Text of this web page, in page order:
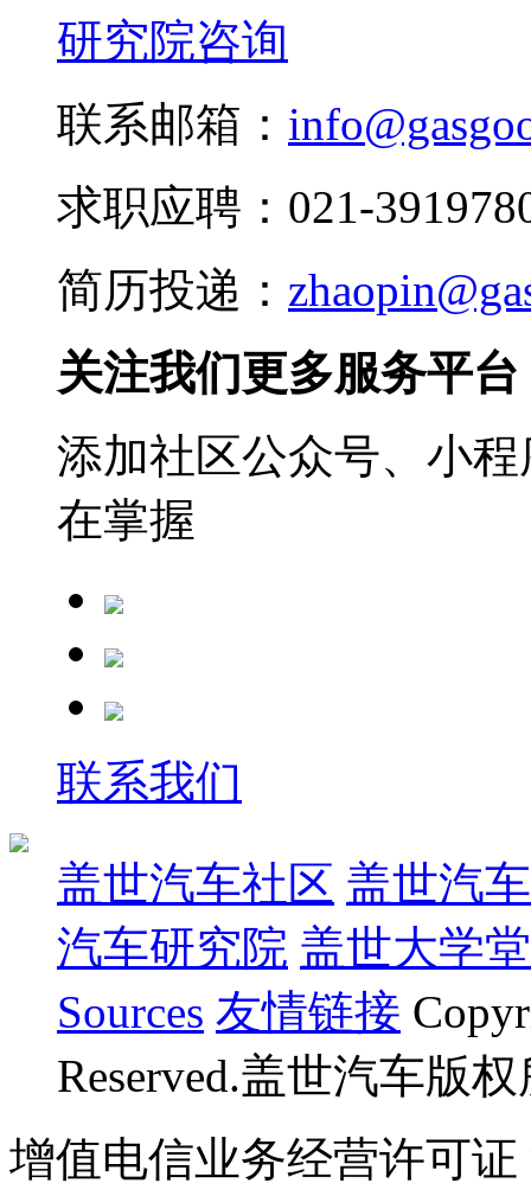
研究院咨询
联系邮箱：
求职应聘：021-
简历投递：
关注我们更多服务平台
添加社区公众号、小
在掌握
联系我们
盖世汽车社区 盖世汽
汽车研究院 盖世大学堂
Sources 友情链接
Reserved.盖世汽车版
增值电信业务经营许可证